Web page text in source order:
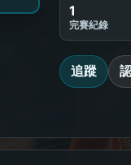
1
完賽紀錄
追蹤